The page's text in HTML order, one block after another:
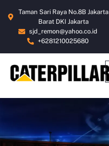
Taman Sari Raya No.8B Jakarta
Barat DKI Jakarta
sjd_remon@yahoo.co.id
+6281210025680